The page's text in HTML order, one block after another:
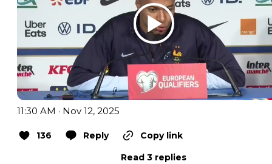
11:30 AM · Nov 12, 2025
136 Reply
Copy link
Read 3 replies